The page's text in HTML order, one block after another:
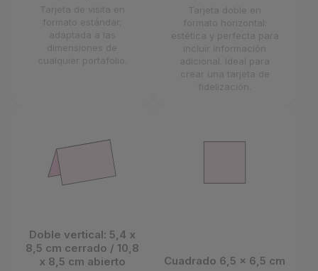
Tarjeta de visita en
formato estándar,
adaptada a las
dimensiones de
cualquier portafolio.
Tarjeta doble en
formato horizontal:
estética y perfecta para
incluir información
adicional. Ideal para
crear una tarjeta de
fidelización.
Doble vertical: 5,4 x
8,5 cm cerrado / 10,8
x 8,5 cm abierto
Cuadrado 6,5 x 6,5 cm